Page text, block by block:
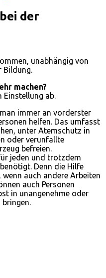
der
unabhängig von
Bildung.
machen?
Einstellung ab.
immer an vorderster
helfen. Das umfasst
unter Atemschutz in
oder verunfallte
befreien.
jeden und trotzdem
Denn die Hilfe
auch andere Arbeiten
auch Personen
in unangenehme oder